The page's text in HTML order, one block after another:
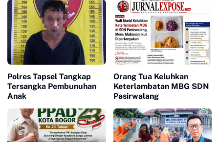
Siswa
Polres Tapsel Tangkap
Tersangka Pembunuhan
Anak
Orang Tua Keluhkan
Keterlambatan MBG SDN
Pasirwalang